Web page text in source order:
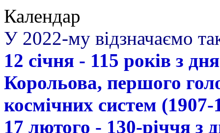
Календар
У 2022-му відзначаємо
12 січня - 115 років з
Корольова, першого
космічних систем (1907-
17 лютого - 130-річчя з